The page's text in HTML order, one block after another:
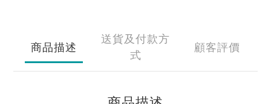
商品描述
送貨及付款方
式
顧客評價